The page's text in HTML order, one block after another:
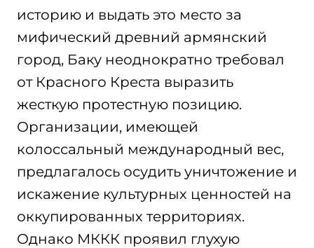
историю и выдать это место за
мифический древний армянский
город, Баку неоднократно требовал
от Красного Креста выразить
жесткую протестную позицию.
Организации, имеющей
колоссальный международный вес,
предлагалось осудить уничтожение и
искажение культурных ценностей на
оккупированных территориях.
Однако МККК проявил глухую